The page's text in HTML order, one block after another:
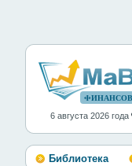
6 августа 2026 года
Библиотека